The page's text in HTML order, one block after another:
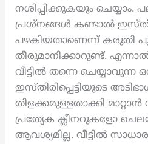
നശിപ്പിക്കുകയും ചെയ്യാം.
പ്രശ്നങ്ങൾ കണ്ടാൽ
പഴകിയതാണെന്ന് കരുതി
തീരുമാനിക്കാറുണ്ട്.
വീട്ടിൽ തന്നെ ചെയ്യാവുന്ന
ഇസ്തിരിപ്പെട്ടിയുടെ
തിളക്കമുള്ളതാക്കി
പ്രത്യേക ക്ലീനറുകളോ
ആവശ്യമില്ല. വീട്ടിൽ